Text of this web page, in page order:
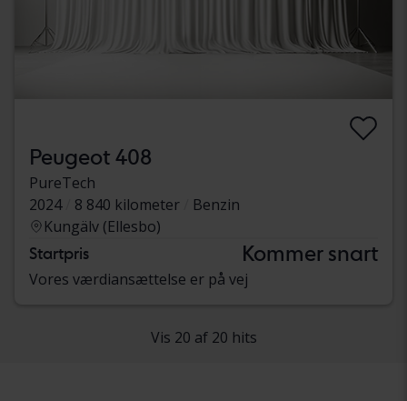
Peugeot 408
PureTech
2024
8 840 kilometer
Benzin
Kungälv (Ellesbo)
Startpris Kommer snart
Vores værdiansættelse er på vej
Vis 20 af 20 hits